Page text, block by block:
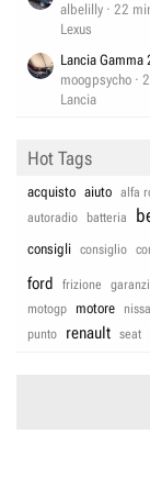
albelilly
22
Lexus
Lancia Gamma
moogpsycho
Lancia
Hot Tags
acquisto aiuto alfa
autoradio
batteria
consigli consiglio
ford frizione
motogp
motore
punto
renault seat